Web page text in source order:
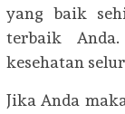
yang baik
terbaik
kesehatan
Jika Anda